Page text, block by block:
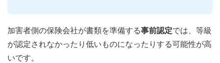
加害者側の保険会社が書類を準備する事前認定では、等級
が認定されなかったり低いものになったりする可能性が高
いです。